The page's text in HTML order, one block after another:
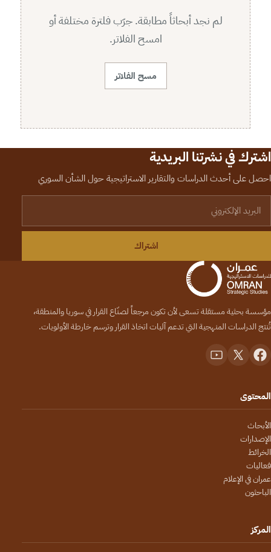
لم نجد أبحاثاً مطابقة. جرّب فلترة مختلفة أو
امسح الفلاتر.
مسح الفلاتر
اشترك في نشرتنا البريدية
احصل على أحدث الدراسات والتقارير الاستراتيجية حول الشأن السوري
اشتراك
مؤسسة بحثية مستقلة تسعى لأن تكون مرجعاً لصنّاع القرار في سوريا والمنطقة،
تُنتج الدراسات المنهجية التي تدعم آليات اتخاذ القرار وترسم خارطة الأولويات.
المحتوى
الأبحاث
الإصدارات
الخرائط
فعاليات
عمران في الإعلام
الباحثون
المركز